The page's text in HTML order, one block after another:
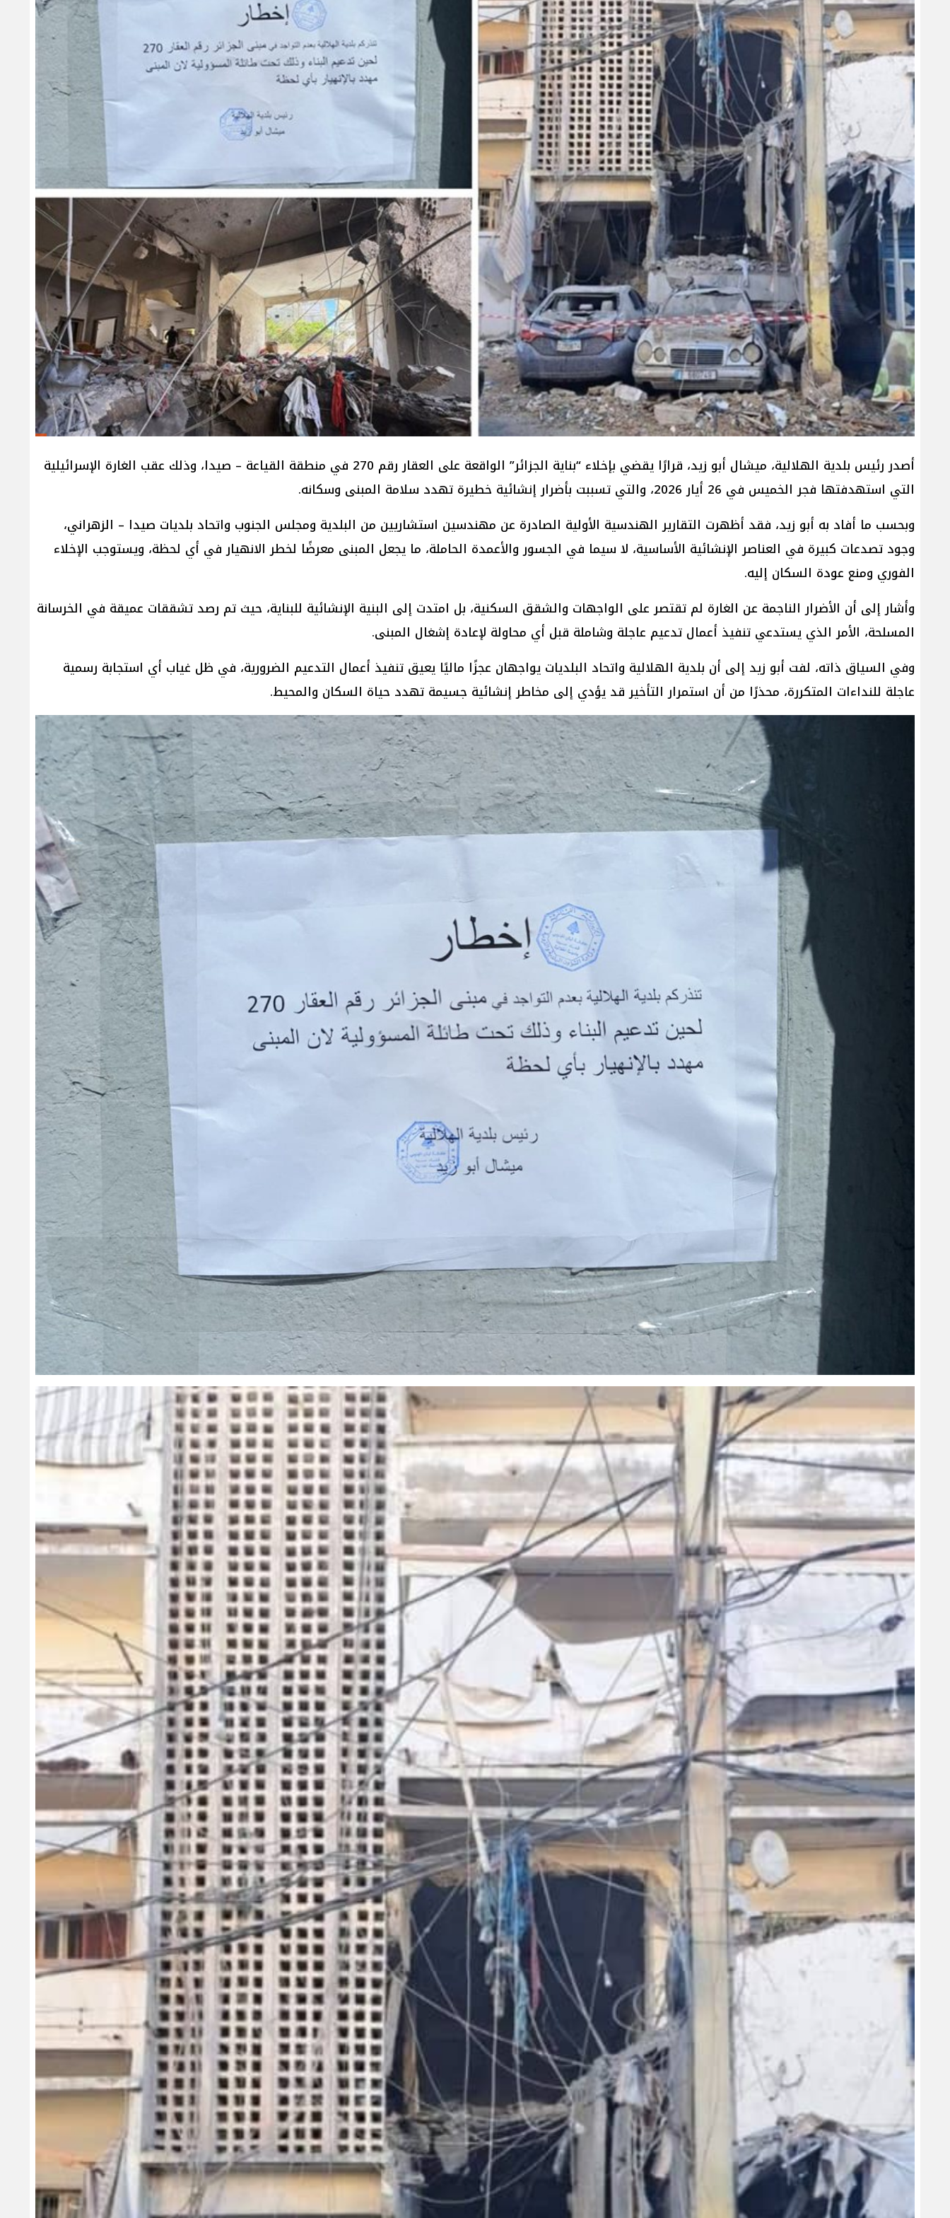
أصدر رئيس بلدية الهلالية، ميشال أبو زيد، قرارًا يقضي بإخلاء “بناية الجزائر” الواقعة على العقار رقم 270 في منطقة القياعة – صيدا، وذلك عقب الغارة الإسرائيلية
التي استهدفتها فجر الخميس في 26 أيار 2026، والتي تسببت بأضرار إنشائية خطيرة تهدد سلامة المبنى وسكانه.
وبحسب ما أفاد به أبو زيد، فقد أظهرت التقارير الهندسية الأولية الصادرة عن مهندسين استشاريين من البلدية ومجلس الجنوب واتحاد بلديات صيدا – الزهراني،
وجود تصدعات كبيرة في العناصر الإنشائية الأساسية، لا سيما في الجسور والأعمدة الحاملة، ما يجعل المبنى معرضًا لخطر الانهيار في أي لحظة، ويستوجب الإخلاء
الفوري ومنع عودة السكان إليه.
وأشار إلى أن الأضرار الناجمة عن الغارة لم تقتصر على الواجهات والشقق السكنية، بل امتدت إلى البنية الإنشائية للبناية، حيث تم رصد تشققات عميقة في الخرسانة
المسلحة، الأمر الذي يستدعي تنفيذ أعمال تدعيم عاجلة وشاملة قبل أي محاولة لإعادة إشغال المبنى.
وفي السياق ذاته، لفت أبو زيد إلى أن بلدية الهلالية واتحاد البلديات يواجهان عجزًا ماليًا يعيق تنفيذ أعمال التدعيم الضرورية، في ظل غياب أي استجابة رسمية
عاجلة للنداءات المتكررة، محذرًا من أن استمرار التأخير قد يؤدي إلى مخاطر إنشائية جسيمة تهدد حياة السكان والمحيط.